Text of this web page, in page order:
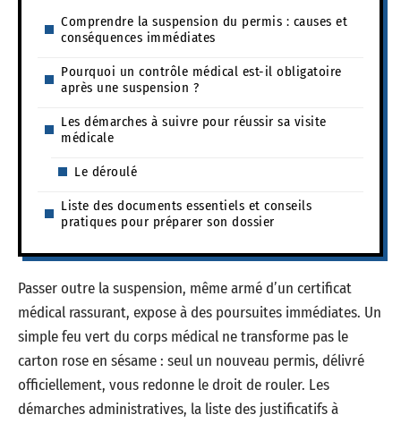
Comprendre la suspension du permis : causes et
conséquences immédiates
Pourquoi un contrôle médical est-il obligatoire
après une suspension ?
Les démarches à suivre pour réussir sa visite
médicale
Le déroulé
Liste des documents essentiels et conseils
pratiques pour préparer son dossier
Passer outre la suspension, même armé d’un certificat
médical rassurant, expose à des poursuites immédiates. Un
simple feu vert du corps médical ne transforme pas le
carton rose en sésame : seul un nouveau permis, délivré
officiellement, vous redonne le droit de rouler. Les
démarches administratives, la liste des justificatifs à